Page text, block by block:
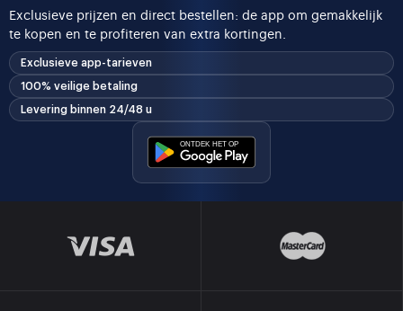
Exclusieve prijzen en direct bestellen: de app om gemakkelijk
te kopen en te profiteren van extra kortingen.
Exclusieve app-tarieven
100% veilige betaling
Levering binnen 24/48 u